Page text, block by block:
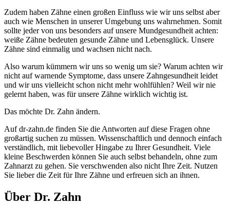
Zudem haben Zähne einen großen Einfluss wie wir uns selbst aber
auch wie Menschen in unserer Umgebung uns wahrnehmen. Somit
sollte jeder von uns besonders auf unsere Mundgesundheit achten:
weiße Zähne bedeuten gesunde Zähne und Lebensglück. Unsere
Zähne sind einmalig und wachsen nicht nach.
Also warum kümmern wir uns so wenig um sie? Warum achten wir
nicht auf warnende Symptome, dass unsere Zahngesundheit leidet
und wir uns vielleicht schon nicht mehr wohlfühlen? Weil wir nie
gelernt haben, was für unsere Zähne wirklich wichtig ist.
Das möchte Dr. Zahn ändern.
Auf dr-zahn.de finden Sie die Antworten auf diese Fragen ohne
großartig suchen zu müssen. Wissenschaftlich und dennoch einfach
verständlich, mit liebevoller Hingabe zu Ihrer Gesundheit. Viele
kleine Beschwerden können Sie auch selbst behandeln, ohne zum
Zahnarzt zu gehen. Sie verschwenden also nicht Ihre Zeit. Nutzen
Sie lieber die Zeit für Ihre Zähne und erfreuen sich an ihnen.
Über Dr. Zahn